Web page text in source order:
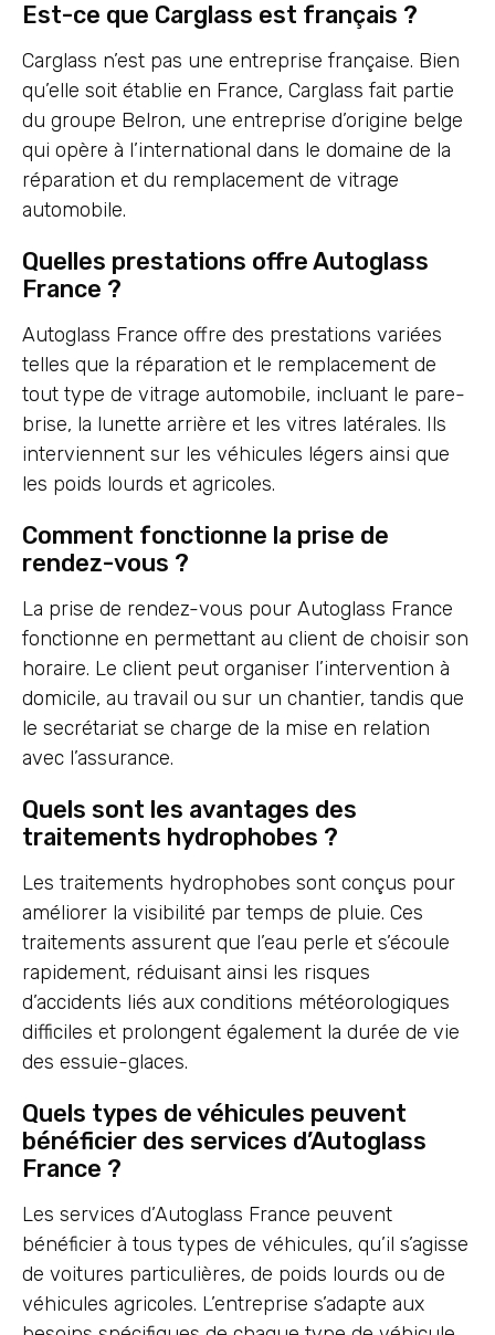
Est-ce que Carglass est français ?
Carglass n’est pas une entreprise française. Bien
qu’elle soit établie en France, Carglass fait partie
du groupe Belron, une entreprise d’origine belge
qui opère à l’international dans le domaine de la
réparation et du remplacement de vitrage
automobile.
Quelles prestations offre Autoglass
France ?
Autoglass France offre des prestations variées
telles que la réparation et le remplacement de
tout type de vitrage automobile, incluant le pare-
brise, la lunette arrière et les vitres latérales. Ils
interviennent sur les véhicules légers ainsi que
les poids lourds et agricoles.
Comment fonctionne la prise de
rendez-vous ?
La prise de rendez-vous pour Autoglass France
fonctionne en permettant au client de choisir son
horaire. Le client peut organiser l’intervention à
domicile, au travail ou sur un chantier, tandis que
le secrétariat se charge de la mise en relation
avec l’assurance.
Quels sont les avantages des
traitements hydrophobes ?
Les traitements hydrophobes sont conçus pour
améliorer la visibilité par temps de pluie. Ces
traitements assurent que l’eau perle et s’écoule
rapidement, réduisant ainsi les risques
d’accidents liés aux conditions météorologiques
difficiles et prolongent également la durée de vie
des essuie-glaces.
Quels types de véhicules peuvent
bénéficier des services d’Autoglass
France ?
Les services d’Autoglass France peuvent
bénéficier à tous types de véhicules, qu’il s’agisse
de voitures particulières, de poids lourds ou de
véhicules agricoles. L’entreprise s’adapte aux